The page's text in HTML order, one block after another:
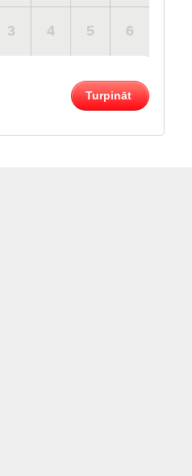
3 4 5 6
Turpināt